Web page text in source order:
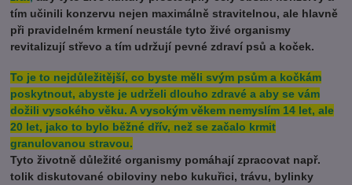
tím učinili konzervu nejen maximálně stravitelnou, ale hlavně
při pravidelném krmení neustále tyto živé organismy
revitalizují střevo a tím udržují pevné zdraví psů a koček.
To je to nejdůležitější, co byste měli svým psům a kočkám
poskytnout, abyste je udrželi dlouho zdravé a aby se vám
dožili vysokého věku. A vysokým věkem nemyslím 14 let, ale
20 let, jako to bylo běžné dřív, než se začalo krmit
granulovanou stravou.
Tyto životně důležité organismy pomáhají zpracovat např.
tolik diskutované obiloviny nebo kukuřici, trávu, bylinky